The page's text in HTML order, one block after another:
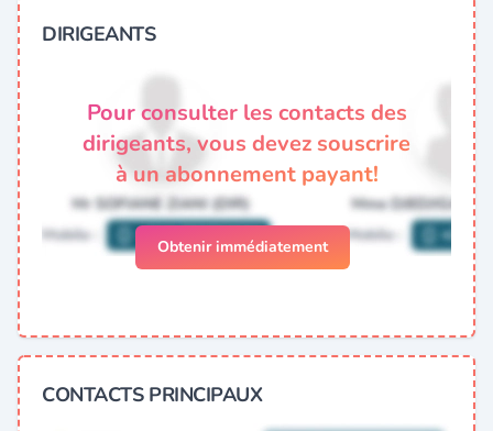
DIRIGEANTS
Pour consulter les contacts des
dirigeants, vous devez souscrire
à un abonnement payant!
Obtenir immédiatement
CONTACTS PRINCIPAUX